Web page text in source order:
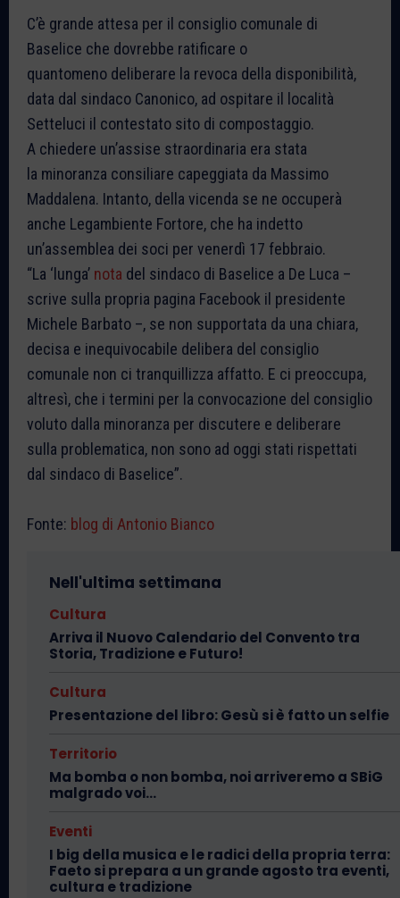
C’è grande attesa per il consiglio comunale di
Baselice che dovrebbe ratificare o
quantomeno deliberare la revoca della disponibilità,
data dal sindaco Canonico, ad ospitare il località
Setteluci il contestato sito di compostaggio.
A chiedere un’assise straordinaria era stata
la minoranza consiliare capeggiata da Massimo
Maddalena. Intanto, della vicenda se ne occuperà
anche Legambiente Fortore, che ha indetto
un’assemblea dei soci per venerdì 17 febbraio.
“La ‘lunga’ nota del sindaco di Baselice a De Luca –
scrive sulla propria pagina Facebook il presidente
Michele Barbato –, se non supportata da una chiara,
decisa e inequivocabile delibera del consiglio
comunale non ci tranquillizza affatto. E ci preoccupa,
altresì, che i termini per la convocazione del consiglio
voluto dalla minoranza per discutere e deliberare
sulla problematica, non sono ad oggi stati rispettati
dal sindaco di Baselice”.
Fonte: blog di Antonio Bianco
Nell'ultima settimana
Cultura
Arriva il Nuovo Calendario del Convento tra
Storia, Tradizione e Futuro!
Cultura
Presentazione del libro: Gesù si è fatto un selfie
Territorio
Ma bomba o non bomba, noi arriveremo a SBiG
malgrado voi…
Eventi
I big della musica e le radici della propria terra:
Faeto si prepara a un grande agosto tra eventi,
cultura e tradizione